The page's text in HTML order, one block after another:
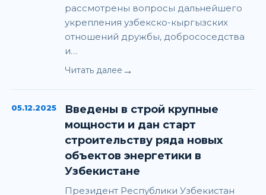
рассмотрены вопросы дальнейшего
укрепления узбекско-кыргызских
отношений дружбы, добрососедства
и…
Читать далее →
05.12.2025
Введены в строй крупные
мощности и дан старт
строительству ряда новых
объектов энергетики в
Узбекистане
Президент Республики Узбекистан